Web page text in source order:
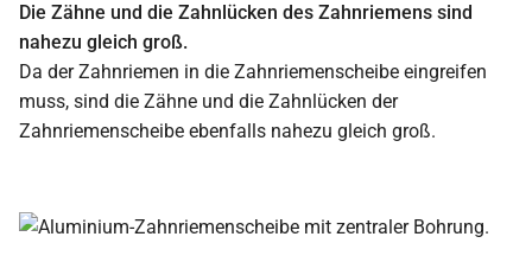
Die Zähne und die Zahnlücken des Zahnriemens sind
nahezu gleich groß.
Da der Zahnriemen in die Zahnriemenscheibe eingreifen
muss, sind die Zähne und die Zahnlücken der
Zahnriemenscheibe ebenfalls nahezu gleich groß.